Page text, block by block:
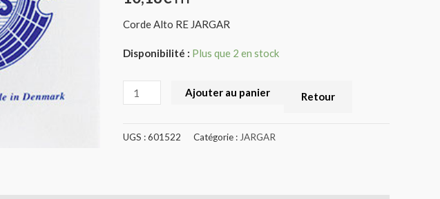
Corde Alto RE JARGAR
Disponibilité : Plus que 2 en stock
Ajouter au panier Retour
UGS :601522 Catégorie : JARGAR